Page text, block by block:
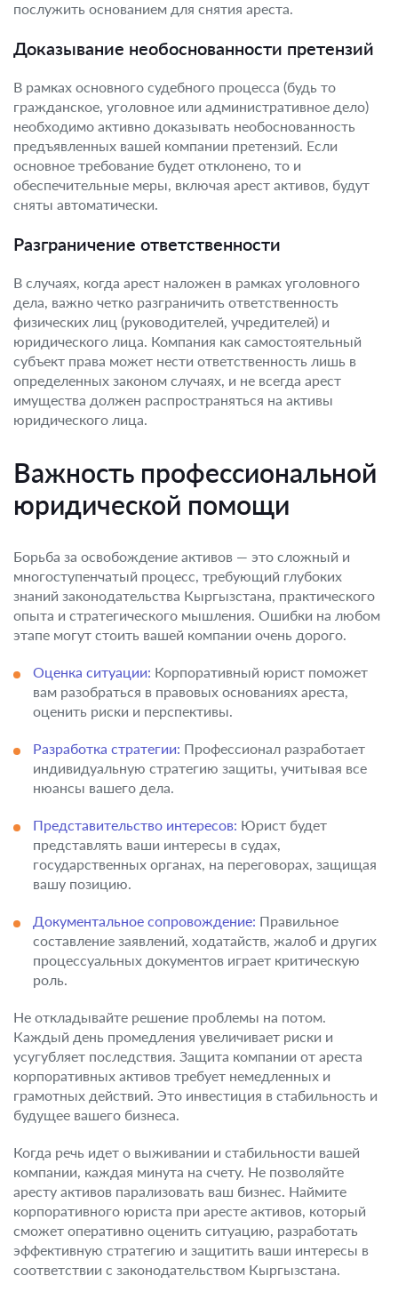
послужить основанием для снятия ареста.
Доказывание необоснованности претензий
В рамках основного судебного процесса (будь то
гражданское, уголовное или административное дело)
необходимо активно доказывать необоснованность
предъявленных вашей компании претензий. Если
основное требование будет отклонено, то и
обеспечительные меры, включая арест активов, будут
сняты автоматически.
Разграничение ответственности
В случаях, когда арест наложен в рамках уголовного
дела, важно четко разграничить ответственность
физических лиц (руководителей, учредителей) и
юридического лица. Компания как самостоятельный
субъект права может нести ответственность лишь в
определенных законом случаях, и не всегда арест
имущества должен распространяться на активы
юридического лица.
Важность профессиональной
юридической помощи
Борьба за освобождение активов — это сложный и
многоступенчатый процесс, требующий глубоких
знаний законодательства Кыргызстана, практического
опыта и стратегического мышления. Ошибки на любом
этапе могут стоить вашей компании очень дорого.
Оценка ситуации: Корпоративный юрист поможет
вам разобраться в правовых основаниях ареста,
оценить риски и перспективы.
Разработка стратегии: Профессионал разработает
индивидуальную стратегию защиты, учитывая все
нюансы вашего дела.
Представительство интересов: Юрист будет
представлять ваши интересы в судах,
государственных органах, на переговорах, защищая
вашу позицию.
Документальное сопровождение: Правильное
составление заявлений, ходатайств, жалоб и других
процессуальных документов играет критическую
роль.
Не откладывайте решение проблемы на потом.
Каждый день промедления увеличивает риски и
усугубляет последствия. Защита компании от ареста
корпоративных активов требует немедленных и
грамотных действий. Это инвестиция в стабильность и
будущее вашего бизнеса.
Когда речь идет о выживании и стабильности вашей
компании, каждая минута на счету. Не позволяйте
аресту активов парализовать ваш бизнес. Наймите
корпоративного юриста при аресте активов, который
сможет оперативно оценить ситуацию, разработать
эффективную стратегию и защитить ваши интересы в
соответствии с законодательством Кыргызстана.